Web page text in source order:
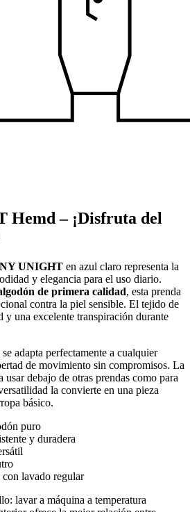
Hemd – ¡Disfruta del
UNIGHT en azul claro representa la
y elegancia para el uso diario.
de primera calidad, esta prenda
contra la piel sensible. El tejido de
y una excelente transpiración durante
se adapta perfectamente a cualquier
de movimiento sin compromisos. La
usar debajo de otras prendas como para
la convierte en una pieza
básico.
puro
y duradera
lavado regular
lavar a máquina a temperatura